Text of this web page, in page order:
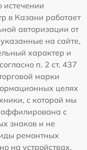
истечении
в Казани работает
авторизации от
на сайте,
характер и
п. 2 ст. 437
марки
целях
с которой мы
с
знаков и не
ремонтных
на устройствах,